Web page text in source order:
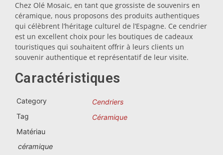
Souvenirs par ville
Souvenirs d'Espagne
Albacete
Chez Olé Mosaic, en tant que grossiste de souvenirs en
céramique, nous proposons des produits authentiques
qui célèbrent l’héritage culturel de l’Espagne. Ce cendrier
est un excellent choix pour les boutiques de cadeaux
touristiques qui souhaitent offrir à leurs clients un
souvenir authentique et représentatif de leur visite.
Caractéristiques
Category
Cendriers
Tag
Céramique
Matériau
céramique